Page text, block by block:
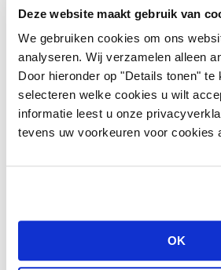
Deze website maakt gebruik van
We gebruiken cookies om ons
analyseren. Wij verzamelen alleen
Door hieronder op "Details tonen" te
selecteren welke cookies u wilt
informatie leest u onze
tevens uw voorkeuren voor cookies
OK
Schmuckkordel (Satin-
Quastenschnur aus Baumwolle).
Kordel-Kollektion unten an, um noch
erhalten!
mehr
nehmen Sie Kontakt